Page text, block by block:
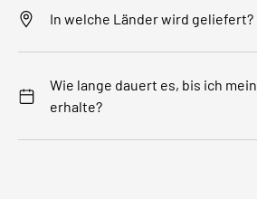
In welche Länder wird geliefert?
Wie lange dauert es, bis ich
erhalte?